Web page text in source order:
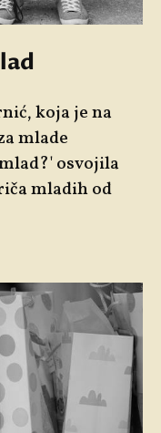
koja je na
mlade
osvojila
mladih od